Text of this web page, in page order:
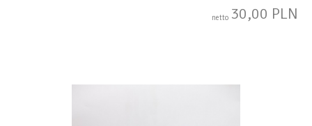
netto 30,00 PLN